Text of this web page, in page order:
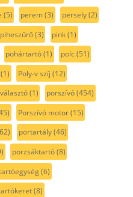
(5) perem(3) persely(2)
piheszűrő(3) pink(1)
pohártartó(1) polc(51)
(1) Poly-v szíj (12)
(1) porszívó(454)
Porszívó motor(15)
portartály(46)
porzsáktartó(8)
(6)
(8)